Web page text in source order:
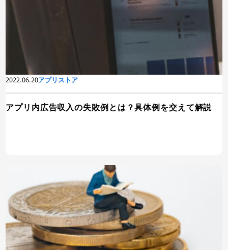
2022.06.20アプリストア
アプリ内広告収入の失敗例とは？具体例を交えて解説